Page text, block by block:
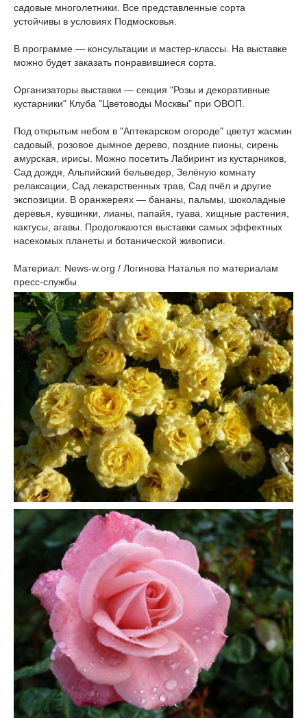
садовые многолетники. Все представленные сорта
устойчивы в условиях Подмосковья.
В программе — консультации и мастер-классы. На выставке
можно будет заказать понравившиеся сорта.
Организаторы выставки — секция "Розы и декоративные
кустарники" Клуба "Цветоводы Москвы" при ОВОП.
Под открытым небом в "Аптекарском огороде" цветут жасмин
садовый, розовое дымное дерево, поздние пионы, сирень
амурская, ирисы. Можно посетить Лабиринт из кустарников,
Сад дождя, Альпийский бельведер, Зелёную комнату
релаксации, Сад лекарственных трав, Сад пчёл и другие
экспозиции. В оранжереях — бананы, пальмы, шоколадные
деревья, кувшинки, лианы, папайя, гуава, хищные растения,
кактусы, агавы. Продолжаются выставки самых эффектных
насекомых планеты и ботанической живописи.
Материал: News-w.org / Логинова Наталья по материалам
пресс-службы